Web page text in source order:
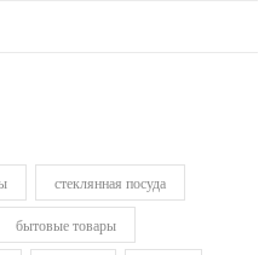
стеклянная посуда
бытовые товары